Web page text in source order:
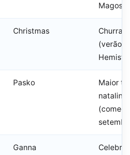
Magos
Christmas
(verão
Pasko
Maior
natalina
Ganna